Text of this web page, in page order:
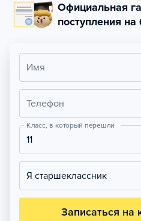
Официальная
поступления
Имя
Телефон
Класс, в который перешли
11
Я старшеклассник
Записаться на